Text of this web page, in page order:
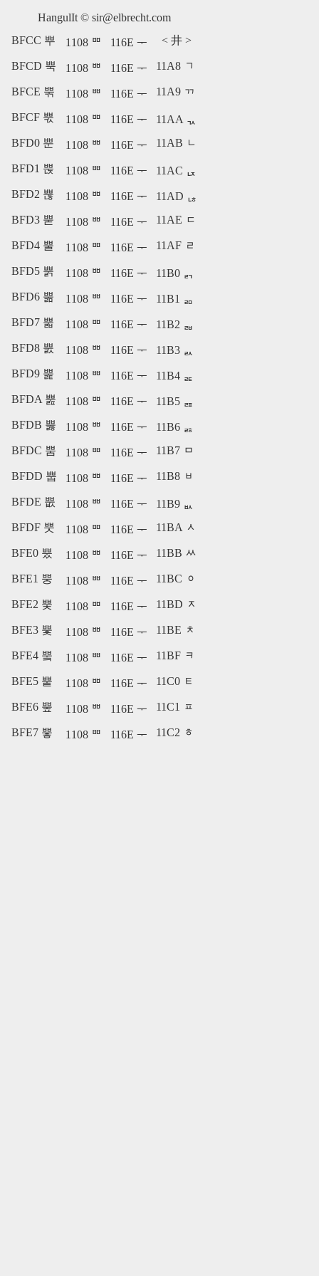
HangulIt © sir@elbrecht.com
BFCC 뿌
1108 ᄈ 116E ᅮ < 井 >
BFCD 뿍 1108 ᄈ 116E ᅮ 11A8 ᆨ
BFCE 뿎 1108 ᄈ 116E ᅮ 11A9 ᆩ
BFCF 뿏 1108 ᄈ 116E ᅮ
11AA ᆪ
BFD0 뿐
1108 ᄈ 116E ᅮ 11AB ᆫ
BFD1 뿑 1108 ᄈ 116E ᅮ
11AC ᆬ
BFD2 뿒
1108 ᄈ 116E ᅮ
11AD ᆭ
BFD3 뿓
1108 ᄈ 116E ᅮ 11AE ᆮ
BFD4 뿔 1108 ᄈ 116E ᅮ 11AF ᆯ
BFD5 뿕 1108 ᄈ 116E ᅮ
11B0 ᆰ
BFD6 뿖
1108 ᄈ 116E ᅮ
11B1 ᆱ
BFD7 뿗
1108 ᄈ 116E ᅮ
11B2 ᆲ
BFD8 뿘
1108 ᄈ 116E ᅮ
11B3 ᆳ
BFD9 뿙
1108 ᄈ 116E ᅮ
11B4 ᆴ
BFDA 뿚
1108 ᄈ 116E ᅮ
11B5 ᆵ
BFDB 뿛
1108 ᄈ 116E ᅮ
11B6 ᆶ
BFDC 뿜
1108 ᄈ 116E ᅮ 11B7 ᆷ
BFDD 뿝 1108 ᄈ 116E ᅮ 11B8 ᆸ
BFDE 뿞 1108 ᄈ 116E ᅮ
11B9 ᆹ
BFDF 뿟
1108 ᄈ 116E ᅮ 11BA ᆺ
BFE0 뿠 1108 ᄈ 116E ᅮ 11BB ᆻ
BFE1 뿡 1108 ᄈ 116E ᅮ 11BC ᆼ
BFE2 뿢 1108 ᄈ 116E ᅮ 11BD ᆽ
BFE3 뿣 1108 ᄈ 116E ᅮ 11BE ᆾ
BFE4 뿤 1108 ᄈ 116E ᅮ 11BF ᆿ
BFE5 뿥 1108 ᄈ 116E ᅮ 11C0 ᇀ
BFE6 뿦 1108 ᄈ 116E ᅮ 11C1 ᇁ
BFE7 뿧 1108 ᄈ 116E ᅮ 11C2 ᇂ